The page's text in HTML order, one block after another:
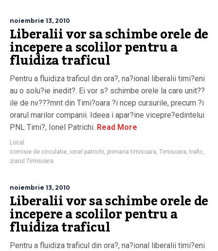
noiembrie 13, 2010
Liberalii vor sa schimbe orele de
incepere a scolilor pentru a
fluidiza traficul
Pentru a fluidiza traficul din ora?, na?ional liberalii timi?eni
au o solu?ie inedit?. Ei vor s? schimbe orele la care unit??
ile de nv???mnt din Timi?oara ?i ncep cursurile, precum ?i
orarul marilor companii. Ideea i apar?ine vicepre?edintelui
PNL Timi?, Ionel Patrichi. Read More
Local
comisie de circulatie, ionel patrichi, primaria timisoara, Timisoara,trafic,
ziarul Timisoara
noiembrie 13, 2010
Liberalii vor sa schimbe orele de
incepere a scolilor pentru a
fluidiza traficul
Pentru a fluidiza traficul din ora?, na?ional liberalii timi?eni